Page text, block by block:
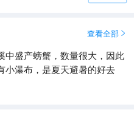
查看全部 
中盛产螃蟹，数量很大，因此
小瀑布，是夏天避暑的好去